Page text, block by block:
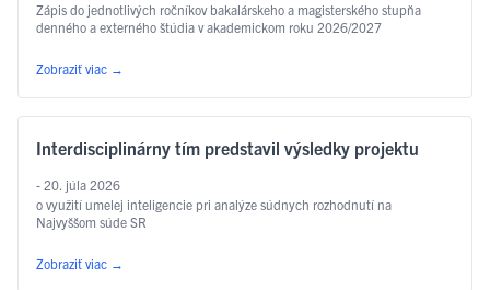
Zápis do jednotlivých ročníkov bakalárskeho a magisterského stupňa
denného a externého štúdia v akademickom roku 2026/2027
Zobraziť viac →
Interdisciplinárny tím predstavil výsledky projektu
- 20. júla 2026
o využití umelej inteligencie pri analýze súdnych rozhodnutí na
Najvyššom súde SR
Zobraziť viac →